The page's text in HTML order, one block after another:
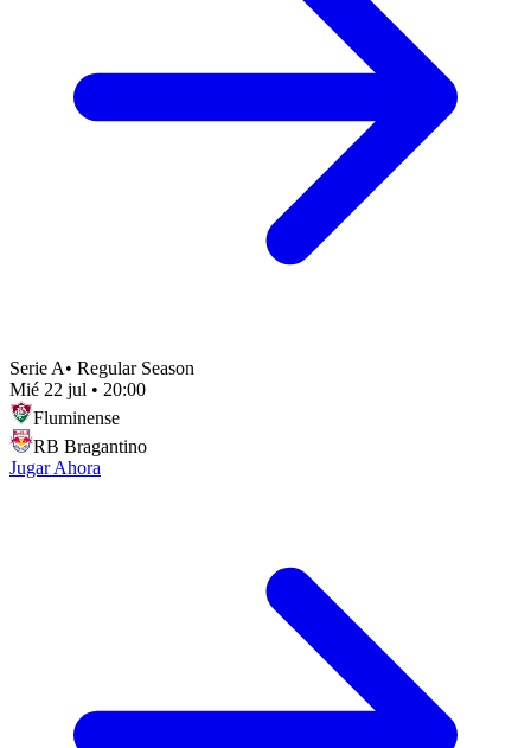
Serie A• Regular Season
Mié 22 jul • 20:00
Fluminense
RB Bragantino
Jugar Ahora